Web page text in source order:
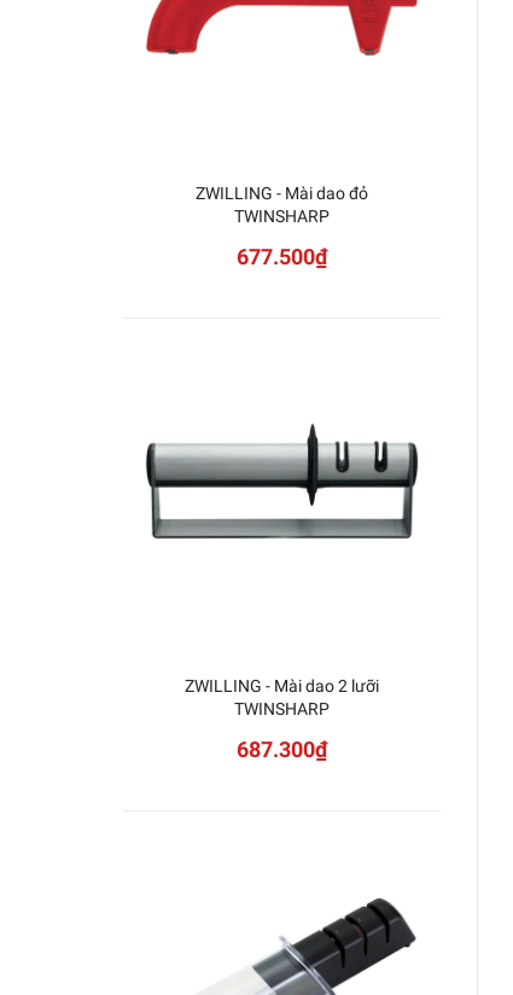
ZWILLING - Mài dao đỏ
TWINSHARP
677.500₫
ZWILLING - Mài dao 2 lưỡi
TWINSHARP
687.300₫